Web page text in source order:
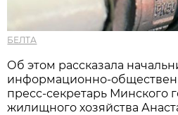
БЕЛТА
Об этом рассказала
информационно-
пресс-секретарь Минского
жилищного хозяйства